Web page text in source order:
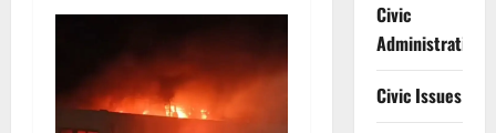
Civic
Administration
Civic Issues